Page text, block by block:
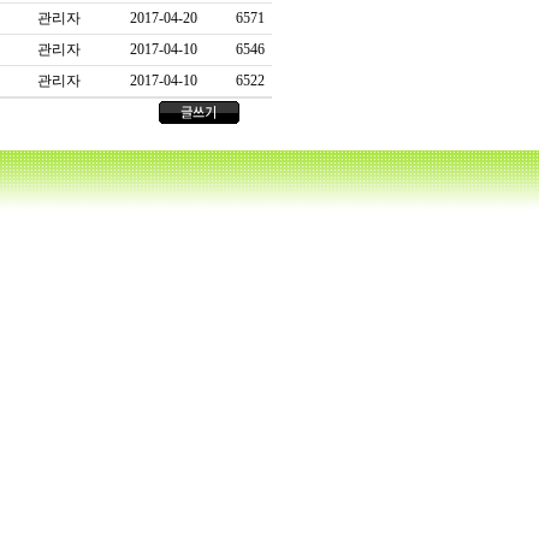
관리자 2017-04-20
6571
관리자
2017-04-10
6546
관리자
2017-04-10 6522